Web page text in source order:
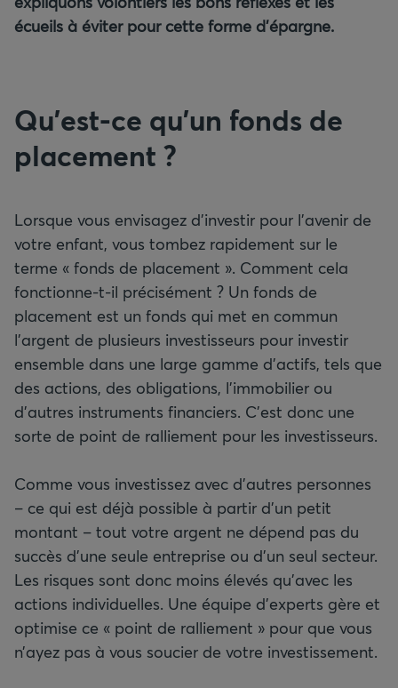
écueils à éviter pour cette forme d’épargne.
Qu’est-ce qu’un fonds de
placement ?
Lorsque vous envisagez d’investir pour l’avenir de
votre enfant, vous tombez rapidement sur le
terme « fonds de placement ». Comment cela
fonctionne-t-il précisément ? Un fonds de
placement est un fonds qui met en commun
l’argent de plusieurs investisseurs pour investir
ensemble dans une large gamme d’actifs, tels que
des actions, des obligations, l’immobilier ou
d’autres instruments financiers. C’est donc une
sorte de point de ralliement pour les investisseurs.
Comme vous investissez avec d’autres personnes
– ce qui est déjà possible à partir d’un petit
montant – tout votre argent ne dépend pas du
succès d’une seule entreprise ou d’un seul secteur.
Les risques sont donc moins élevés qu’avec les
actions individuelles. Une équipe d’experts gère et
optimise ce « point de ralliement » pour que vous
n’ayez pas à vous soucier de votre investissement.